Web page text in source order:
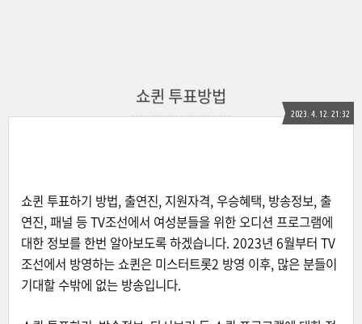
쇼퀸 투표방법
2023. 4. 12. 21:32
쇼퀸 투표하기 방법, 출연진, 지원자격, 우승혜택, 방송정보, 출
연진, 패널 등 TV조선에서 여성분들을 위한 오디션 프로그램에
대한 정보를 한번 알아보도록 하겠습니다. 2023년 6월부터 TV
조선에서 방영하는 쇼퀸은 미스터트롯2 방영 이후, 많은 분들이
기대할 수밖에 없는 방송입니다.